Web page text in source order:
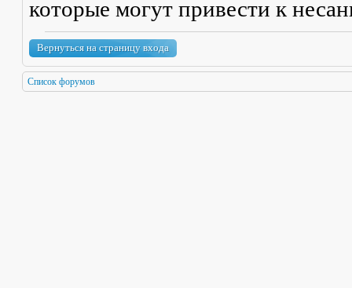
которые могут привести к
Вернуться на страницу входа
Список форумов